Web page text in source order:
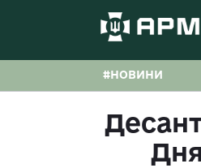
#НОВИНИ